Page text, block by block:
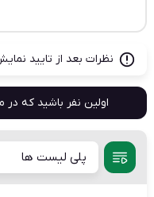
نظرات بعد از تایید
اولین نفر باشید که
پلی لیست ها